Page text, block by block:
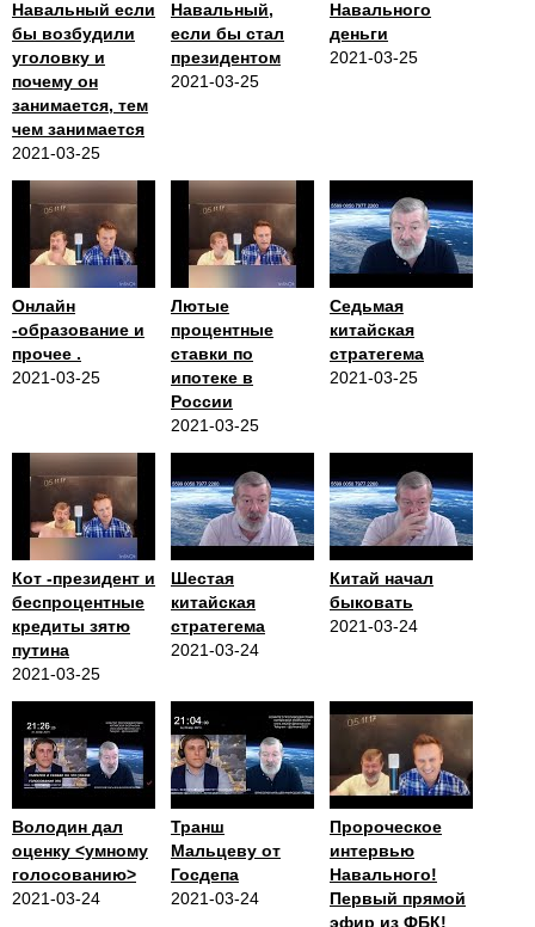
Навальный если
бы возбудили
уголовку и
почему он
занимается, тем
чем занимается
2021-03-25
Навальный,
если бы стал
президентом
2021-03-25
Навального
деньги
2021-03-25
Онлайн
-образование и
прочее .
2021-03-25
Лютые
процентные
ставки по
ипотеке в
России
2021-03-25
Седьмая
китайская
стратегема
2021-03-25
Кот -президент и
беспроцентные
кредиты зятю
путина
2021-03-25
Шестая
китайская
стратегема
2021-03-24
Китай начал
быковать
2021-03-24
Володин дал
оценку <умному
голосованию>
2021-03-24
Транш
Мальцеву от
Госдепа
2021-03-24
Пророческое
интервью
Навального!
Первый прямой
эфир из ФБК!